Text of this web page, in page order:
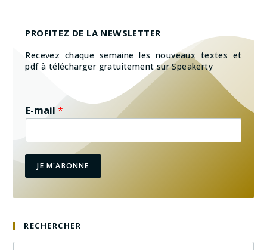
PROFITEZ DE LA NEWSLETTER
Recevez chaque semaine les nouveaux textes et
pdf à télécharger gratuitement sur Speakerty
E-mail*
JE M'ABONNE
RECHERCHER